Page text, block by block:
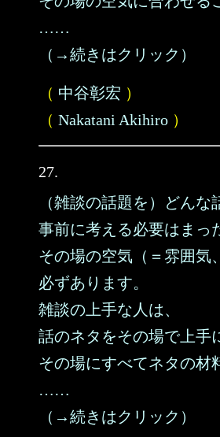
……
（→続きはクリック）
（ 中谷彰宏 ）
（ Nakatani Akihiro ）
27.
（雑談の話題を）どんな
事前に考える必要はまっ
その場の空気（＝雰囲気
必ずあります。
雑談の上手な人は、
話のネタをその場で上手
その場にすべてネタの材
……
（→続きはクリック）